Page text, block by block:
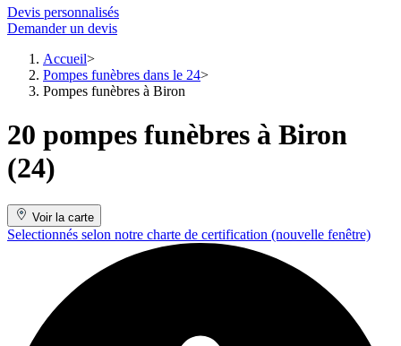
Devis personnalisés
Demander un devis
Accueil
Pompes funèbres dans le 24
Pompes funèbres à Biron
20 pompes funèbres à Biron
(24)
Voir la carte
Selectionnés selon notre charte de certification (nouvelle fenêtre)